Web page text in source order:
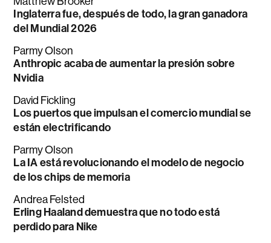
Inglaterra fue, después de todo, la gran ganadora
del Mundial 2026
Parmy Olson
Anthropic acaba de aumentar la presión sobre
Nvidia
David Fickling
Los puertos que impulsan el comercio mundial se
están electrificando
Parmy Olson
La IA está revolucionando el modelo de negocio
de los chips de memoria
Andrea Felsted
Erling Haaland demuestra que no todo está
perdido para Nike